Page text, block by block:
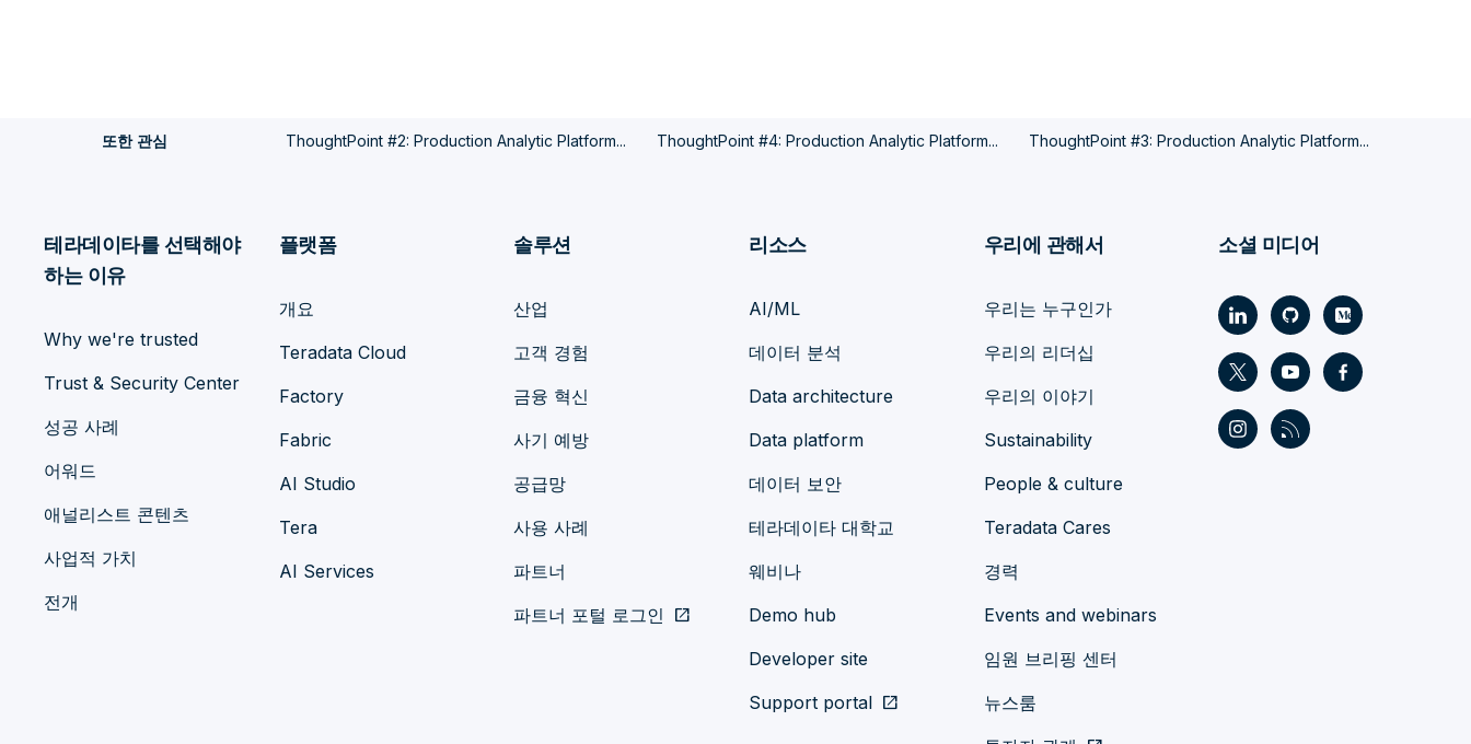
또한 관심 ThoughtPoint #2: Production Analytic Platform... ThoughtPoint #4: Production Analytic Platform... ThoughtPoint #3: Production Analytic Platform...
테라데이타를 선택해야
하는 이유
Why we're trusted
Trust & Security Center
성공 사례
어워드
애널리스트 콘텐츠
사업적 가치
전개
플랫폼
개요
Teradata Cloud
Factory
Fabric
AI Studio
Tera
AI Services
솔루션
산업
고객 경험
금융 혁신
사기 예방
공급망
사용 사례
파트너
파트너 포털 로그인 open_in_new
리소스
AI/ML
데이터 분석
Data architecture
Data platform
데이터 보안
테라데이타 대학교
웨비나
Demo hub
Developer site
Support portal open_in_new
우리에 관해서
우리는 누구인가
우리의 리더십
우리의 이야기
Sustainability
People & culture
Teradata Cares
경력
Events and webinars
임원 브리핑 센터
뉴스룸
소셜 미디어